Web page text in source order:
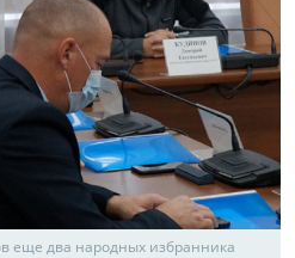
еще два народных избранника